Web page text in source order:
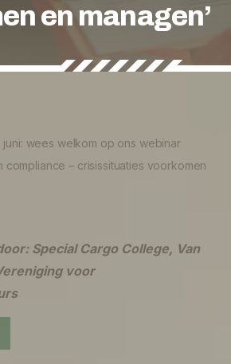
en managen’
juni: wees welkom op ons webinar
compliance – crisissituaties voorkomen
Special Cargo College, Van
voor